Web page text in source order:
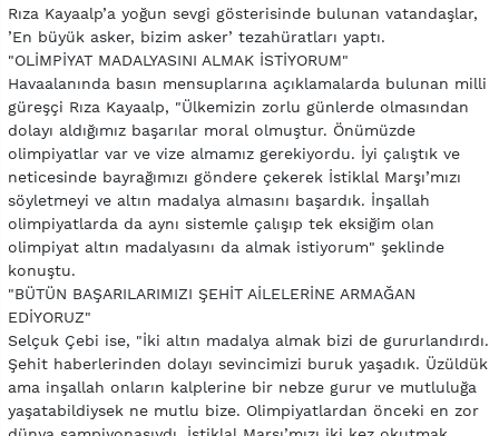
Rıza Kayaalp’a yoğun sevgi gösterisinde bulunan vatandaşlar,
’En büyük asker, bizim asker’ tezahüratları yaptı.
"OLİMPİYAT MADALYASINI ALMAK İSTİYORUM"
Havaalanında basın mensuplarına açıklamalarda bulunan milli
güreşçi Rıza Kayaalp, "Ülkemizin zorlu günlerde olmasından
dolayı aldığımız başarılar moral olmuştur. Önümüzde
olimpiyatlar var ve vize almamız gerekiyordu. İyi çalıştık ve
neticesinde bayrağımızı göndere çekerek İstiklal Marşı’mızı
söyletmeyi ve altın madalya almasını başardık. İnşallah
olimpiyatlarda da aynı sistemle çalışıp tek eksiğim olan
olimpiyat altın madalyasını da almak istiyorum" şeklinde
konuştu.
"BÜTÜN BAŞARILARIMIZI ŞEHİT AİLELERİNE ARMAĞAN
EDİYORUZ"
Selçuk Çebi ise, "İki altın madalya almak bizi de gururlandırdı.
Şehit haberlerinden dolayı sevincimizi buruk yaşadık. Üzüldük
ama inşallah onların kalplerine bir nebze gurur ve mutluluğa
yaşatabildiysek ne mutlu bize. Olimpiyatlardan önceki en zor